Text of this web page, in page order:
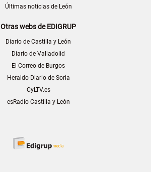
Últimas noticias de León
Otras webs de EDIGRUP
Diario de Castilla y León
Diario de Valladolid
El Correo de Burgos
Heraldo-Diario de Soria
CyLTV.es
esRadio Castilla y León